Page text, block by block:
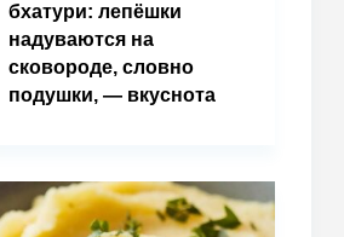
бхатури: лепёшки
надуваются на
сковороде, словно
подушки, — вкуснота